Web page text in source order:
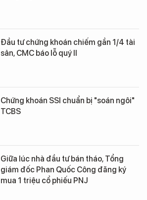
Đầu tư chứng khoán chiếm gần 1/4 tài
sản, CMC báo lỗ quý II
Chứng khoán SSI chuẩn bị "soán ngôi"
TCBS
Giữa lúc nhà đầu tư bán tháo, Tổng
giám đốc Phan Quốc Công đăng ký
mua 1 triệu cổ phiếu PNJ